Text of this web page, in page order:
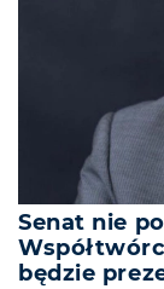
Senat nie
będzie